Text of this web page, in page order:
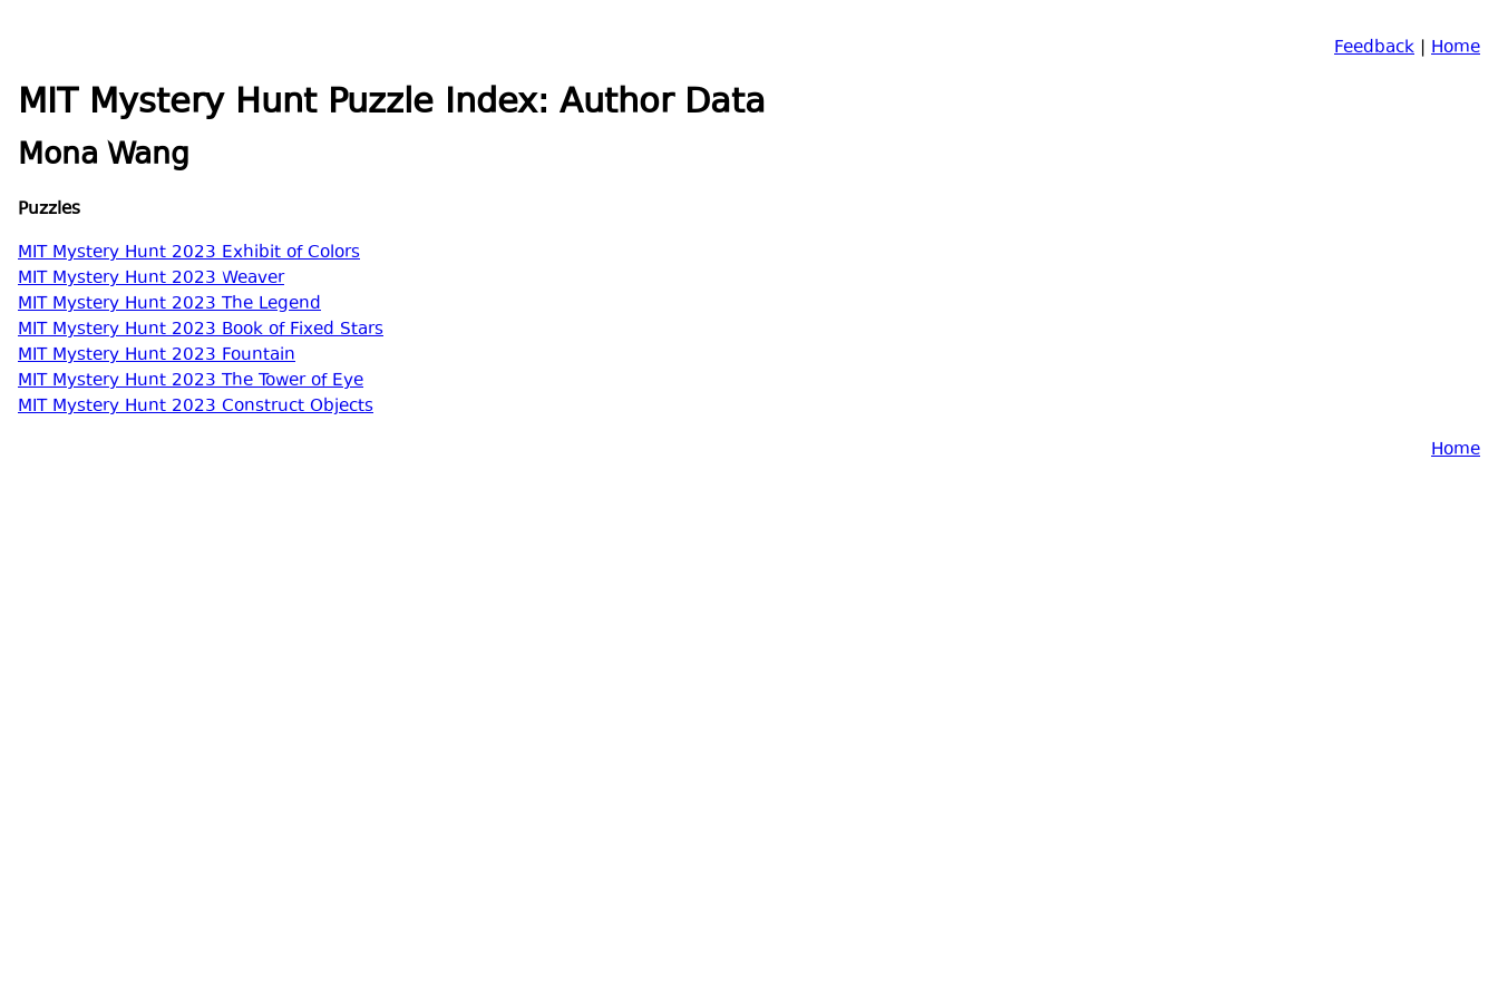
Feedback | Home
MIT Mystery Hunt Puzzle Index: Author Data
Mona Wang
Puzzles
MIT Mystery Hunt 2023 Exhibit of Colors
MIT Mystery Hunt 2023 Weaver
MIT Mystery Hunt 2023 The Legend
MIT Mystery Hunt 2023 Book of Fixed Stars
MIT Mystery Hunt 2023 Fountain
MIT Mystery Hunt 2023 The Tower of Eye
MIT Mystery Hunt 2023 Construct Objects
Home